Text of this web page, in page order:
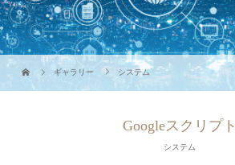
ギャラリー システム
Googleスクリプト
システム